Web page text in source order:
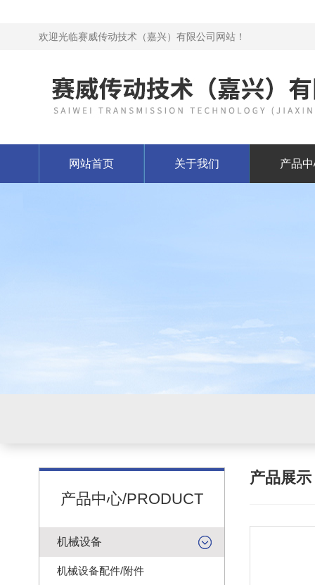
欢迎光临赛威传动技术（嘉兴）有限公司网站！
网站首页 关于我们 产品
产品中心/PRODUCT
机械设备
机械设备配件/附件
产品展示